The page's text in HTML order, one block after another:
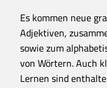
Es kommen neue
Adjektiven,
sowie zum
von Wörtern. Auch
Lernen sind